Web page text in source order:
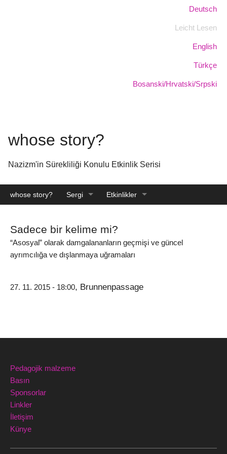
Deutsch
Leicht Lesen
English
Türkçe
Bosanski/Hrvatski/Srpski
whose story?
Nazizm'in Sürekliliği Konulu Etkinlik Serisi
whose story? Sergi Etkinlikler
Sadece bir kelime mi?
“Asosyal” olarak damgalananların geçmişi ve güncel
ayrımcılığa ve dışlanmaya uğramaları
27. 11. 2015 - 18:00, Brunnenpassage
Pedagojik malzeme
Basın
Sponsorlar
Linkler
İletişim
Künye